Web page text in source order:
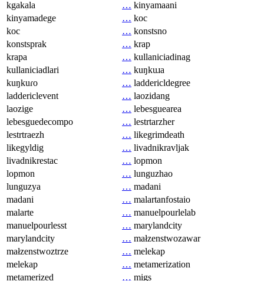
kgakala
… kinyamaani
kinyamadege
… koc
koc
… konstsno
konstsprak
… krap
krapa
… kullaniciadinag
kullaniciadlari
… kuŋkuɹa
kuŋkuɾo
… laddericldegree
laddericlevent
… laozidang
laozige
… lebesguearea
lebesguedecompo
… lestrtarzher
lestrtraezh
… likegrimdeath
likegyldig
… livadnikravljak
livadnikrestac
… lopmon
lopmon
… lunguzhao
lunguzya
… madani
madani
… malartanfostaio
malarte
… manuelpourlelab
manuelpourlesst
… marylandcity
marylandcity
… małzenstwozawar
małzenstwoztrze
… melekap
melekap
… metamerization
metamerized
… migs